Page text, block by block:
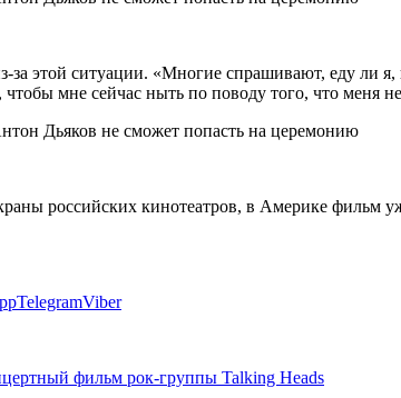
за этой ситуации. «Многие спрашивают, еду ли
чтобы мне сейчас ныть по поводу того, что меня
российских кинотеатров, в Америке фильм
TelegramViber
фильм рок-группы Talking Heads